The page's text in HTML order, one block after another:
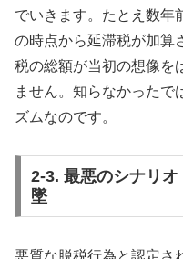
でいきます。たとえ数年
の時点から延滞税が加算
税の総額が当初の想像を
ません。知らなかったで
ズムなのです。
2-3. 最悪のシナリ
墜
悪質な脱税行為と認定さ